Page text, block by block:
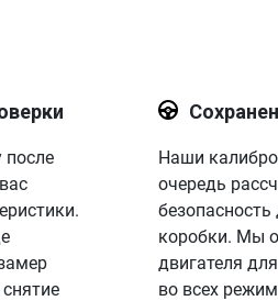
после
Наши
очередь
коробки. Мы
двигателя
во всех